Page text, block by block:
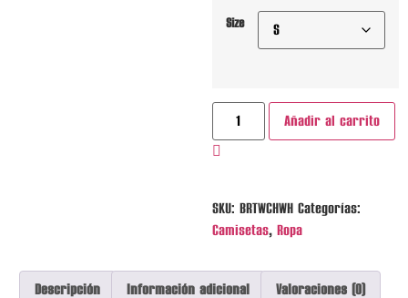
Size
"Bratwatch"
White
Short-
Shirt
cantidad
Añadir al carrito
SKU: BRTWCHWH Categorías:
Camisetas, Ropa
Descripción Información adicional Valoraciones (0)